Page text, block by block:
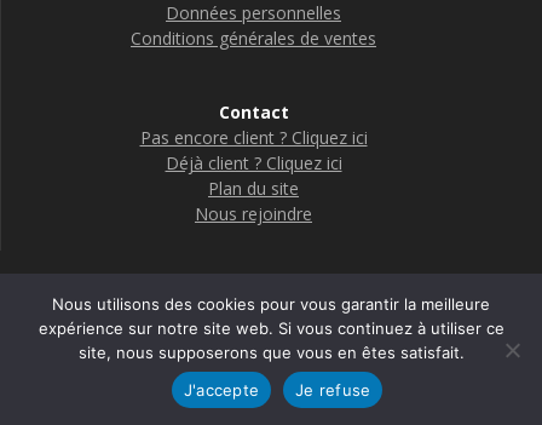
Données personnelles
Conditions générales de ventes
Contact
Pas encore client ? Cliquez ici
Déjà client ? Cliquez ici
Plan du site
Nous rejoindre
Boutique Adelya Textile Care
© 2026 Adelya
Nous utilisons des cookies pour vous garantir la meilleure
expérience sur notre site web. Si vous continuez à utiliser ce
site, nous supposerons que vous en êtes satisfait.
J'accepte
Je refuse